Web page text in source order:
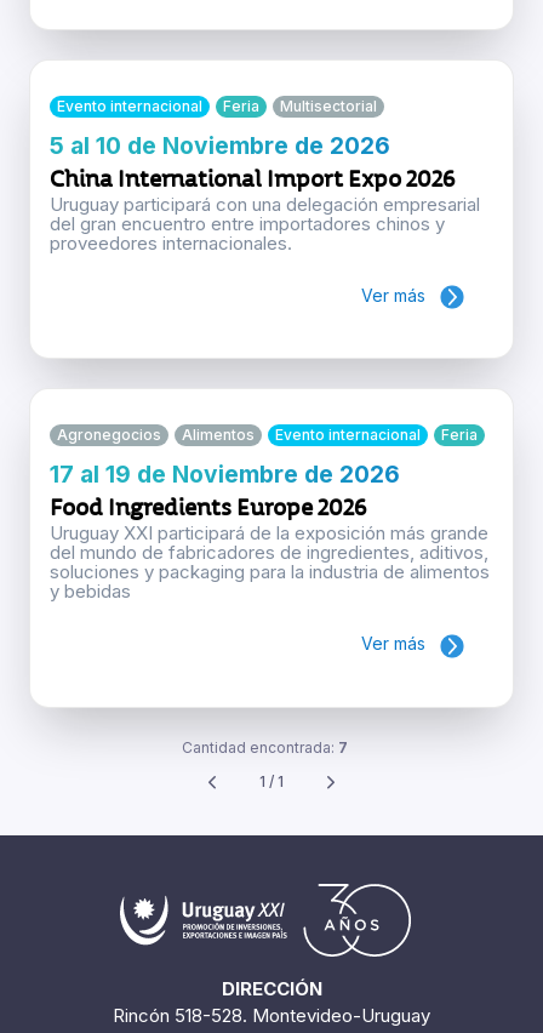
Evento internacional Feria Multisectorial
5 al 10 de Noviembre de 2026
China International Import Expo 2026
Uruguay participará con una delegación empresarial
del gran encuentro entre importadores chinos y
proveedores internacionales.
Ver más
Agronegocios Alimentos Evento internacional Feria
17 al 19 de Noviembre de 2026
Food Ingredients Europe 2026
Uruguay XXI participará de la exposición más grande
del mundo de fabricadores de ingredientes, aditivos,
soluciones y packaging para la industria de alimentos
y bebidas
Ver más
Cantidad encontrada: 7
1 / 1
DIRECCIÓN
Rincón 518-528. Montevideo-Uruguay